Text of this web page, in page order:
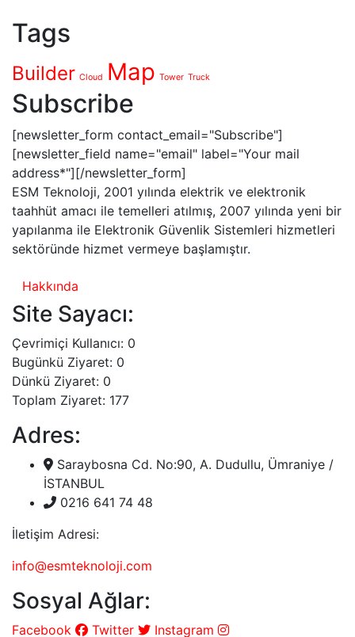
Tags
Builder Cloud Map Tower Truck
Subscribe
[newsletter_form contact_email="Subscribe"]
[newsletter_field name="email" label="Your mail
address*"][/newsletter_form]
ESM Teknoloji, 2001 yılında elektrik ve elektronik
taahhüt amacı ile temelleri atılmış, 2007 yılında yeni bir
yapılanma ile Elektronik Güvenlik Sistemleri hizmetleri
sektöründe hizmet vermeye başlamıştır.
Hakkında
Site Sayacı:
Çevrimiçi Kullanıcı: 0
Bugünkü Ziyaret: 0
Dünkü Ziyaret: 0
Toplam Ziyaret: 177
Adres:
Saraybosna Cd. No:90, A. Dudullu, Ümraniye /
İSTANBUL
0216 641 74 48
İletişim Adresi:
info@esmteknoloji.com
Sosyal Ağlar:
Facebook Twitter Instagram